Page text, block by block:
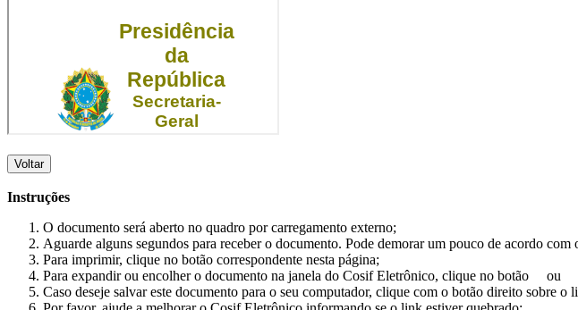
Voltar
Instruções
O documento será aberto no quadro por carregamento externo;
Aguarde alguns segundos para receber o documento. Pode demorar um pouco de acordo
Para imprimir, clique no botão correspondente nesta página;
Para expandir ou encolher o documento na janela do Cosif Eletrônico, clique no botão
ou
Caso deseje salvar este documento para o seu computador, clique com o botão direito